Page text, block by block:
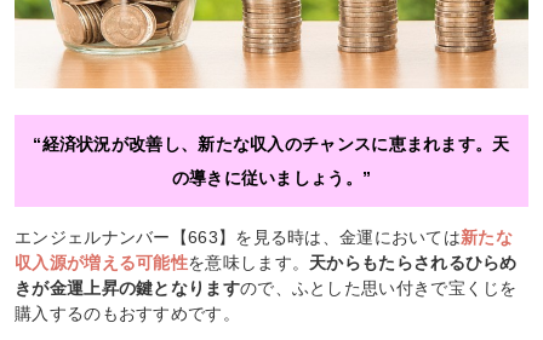
“経済状況が改善し、新たな収入のチャンスに恵まれます。天
の導きに従いましょう。”
エンジェルナンバー【663】を見る時は、金運においては新たな
収入源が増える可能性を意味します。 天からもたらされるひらめ
きが金運上昇の鍵となりますので、ふとした思い付きで宝くじを
購入するのもおすすめです。